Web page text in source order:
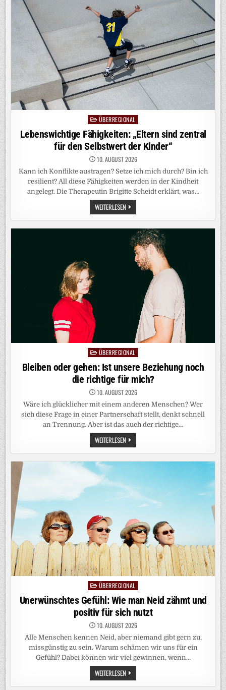
REGEN
KÖNNTE
RHEIN
TEILEN
Posted
in
ÜBERREGIONAL
Lebenswichtige Fähigkeiten: „Eltern sind zentral
für den Selbstwert der Kinder“
10. AUGUST 2026
Kann ich Konflikte austragen? Setze ich mich durch? Bin ich
resilient? All diese Fähigkeiten werden in der Kindheit
angelegt. Die Therapeutin Brigitte Scheidt erklärt, was…
WEITERLESEN LEBENSWICHTIGE
FÄHIGKEITEN:
„ELTERN
ZENTRAL
FÜR
DEN
SELBSTWERT
DER
KINDER“
PostedÜBERREGIONAL
Bleiben oder gehen: Ist unsere Beziehung noch
die richtige für mich?
10. AUGUST 2026
Wäre ich glücklicher mit einem anderen Menschen? Wer
sich diese Frage in einer Partnerschaft stellt, denkt schnell
an Trennung. Aber ist das auch der richtige…
WEITERLESEN BLEIBEN
ODER
GEHEN:
UNSERE
DIE
RICHTIGE
MICH?
Posted
in
ÜBERREGIONAL
Unerwünschtes Gefühl: Wie man Neid zähmt und
positiv für sich nutzt
10. AUGUST 2026
Alle Menschen kennen Neid, aber niemand gibt gern zu,
missgünstig zu sein. Warum schämen wir uns für ein
Gefühl? Dabei können wir viel gewinnen, wenn…
WEITERLESEN UNERWÜNSCHTES
GEFÜHL:
WIE